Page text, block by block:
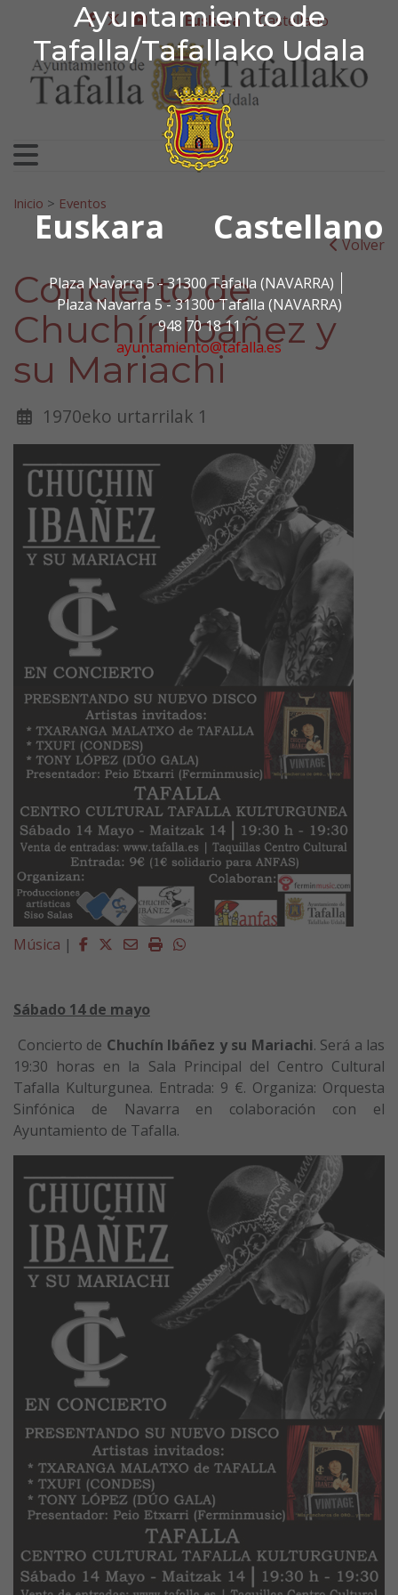
Ayuntamiento de
Tafalla/Tafallako Udala
Euskara Castellano
Plaza Navarra 5 - 31300 Tafalla (NAVARRA)
Plaza Navarra 5 - 31300 Tafalla (NAVARRA)
948 70 18 11
ayuntamiento@tafalla.es
Ir al contenido
Ayuntamiento de
facebook
twitter
youtube
Euskara Castellano
Bilatu:
Inicio > Eventos
Volver
Concierto de
Chuchín Ibáñez y
su Mariachi
1970eko urtarrilak 1
Música | Facebook
Twitter
EmailImprimirWhatsapp
Sábado 14 de mayo
Concierto de Chuchín Ibáñez y su Mariachi. Será a las
19:30 horas en la Sala Principal del Centro Cultural
Tafalla Kulturgunea. Entrada: 9 €. Organiza: Orquesta
Sinfónica de Navarra en colaboración con el
Ayuntamiento de Tafalla.